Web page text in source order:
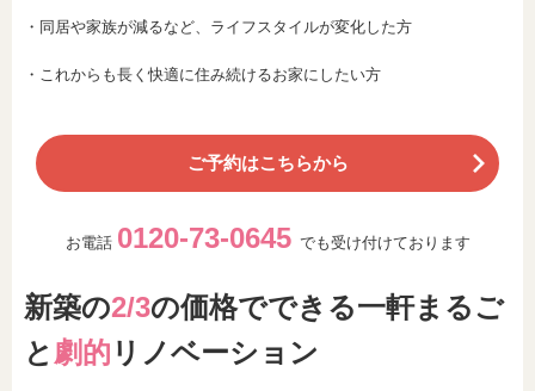
・同居や家族が減るなど、ライフスタイルが変化した方
・これからも長く快適に住み続けるお家にしたい方
ご予約はこちらから
お電話 0120-73-0645 でも受け付けております
新築の2/3の価格でできる一軒まるご
と 劇的 リノベーション